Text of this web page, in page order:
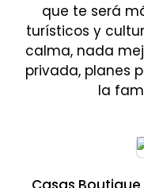
que te será
turísticos y
calma, nada
privada, planes
la